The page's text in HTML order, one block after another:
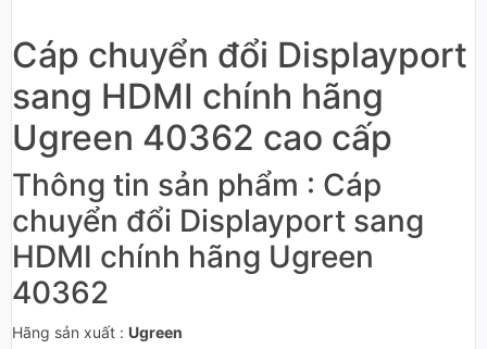
Cáp chuyển đổi Displayport
sang HDMI chính hãng
Ugreen 40362 cao cấp
Thông tin sản phẩm : Cáp
chuyển đổi Displayport sang
HDMI chính hãng Ugreen
40362
Hãng sản xuất : Ugreen